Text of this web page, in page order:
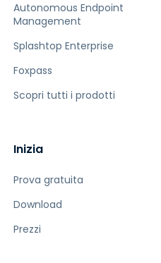
Autonomous Endpoint
Management
Splashtop Enterprise
Foxpass
Scopri tutti i prodotti
Inizia
Prova gratuita
Download
Prezzi